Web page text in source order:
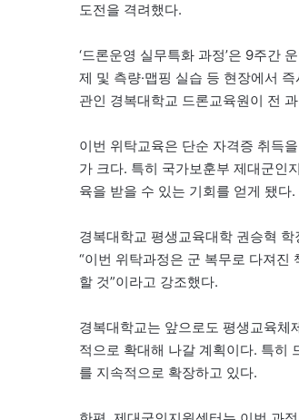
도전을 격려했다.
‘드론운영 실무특화 과정’은 9주
제 및 측량·맵핑 실습 등 현장에서
관인 경복대학교 드론교육원이 전
이번 위탁교육은 단순 자격증 취득
가 크다. 특히 국가보훈부 제대군인
육을 받을 수 있는 기회를 얻게 됐다.
경복대학교 평생교육대학 권승혁
“이번 위탁과정은 군 복무로 다져진
할 것”이라고 강조했다.
경복대학교는 앞으로도 평생교육체
적으로 확대해 나갈 계획이다. 특히
를 지속적으로 확장하고 있다.